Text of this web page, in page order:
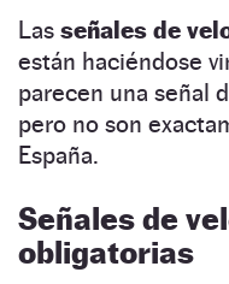
Las señales de
están haciéndose
parecen una señal
pero no son
España.
Señales de
obligatorias